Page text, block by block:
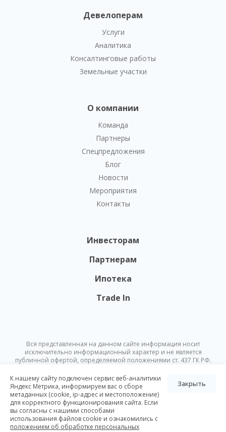
Девелоперам
Услуги
Аналитика
Консалтинговые работы
Земельные участки
О компании
Команда
Партнеры
Спецпредложения
Блог
Новости
Мероприятия
Контакты
Инвесторам
Партнерам
Ипотека
Trade In
Вся представленная на данном сайте информация носит
исключительно информационный характер и не является
публичной офертой, определяемой положениями ст. 437 ГК РФ.
изменена в любое время без предварительного уведомления.
© Nikoliers 2026
Положение об обработке персональных данных
Разработка Pictus
К нашему сайту подключен сервис веб-аналитики
Яндекс Метрика, информируем вас о сборе
метаданных (cookie, ip-адрес и местоположение)
для корректного функционирования сайта. Если
вы согласны с нашими способами
использования файлов cookie и ознакомились с
положением об обработке персональных
Закрыть